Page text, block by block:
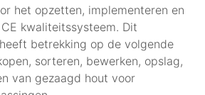
het opzetten, implementeren en
kwaliteitssysteem. Dit
betrekking op de volgende
sorteren, bewerken, opslag,
van gezaagd hout voor